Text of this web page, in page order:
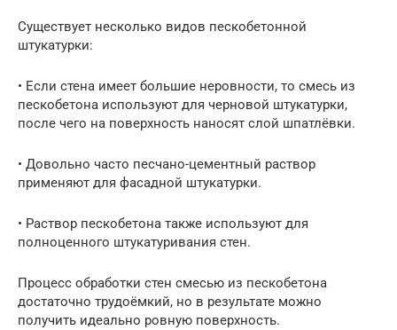
Существует несколько видов пескобетонной
штукатурки:
• Если стена имеет большие неровности, то смесь из
пескобетона используют для черновой штукатурки,
после чего на поверхность наносят слой шпатлёвки.
• Довольно часто песчано-цементный раствор
применяют для фасадной штукатурки.
• Раствор пескобетона также используют для
полноценного штукатуривания стен.
Процесс обработки стен смесью из пескобетона
достаточно трудоёмкий, но в результате можно
получить идеально ровную поверхность.